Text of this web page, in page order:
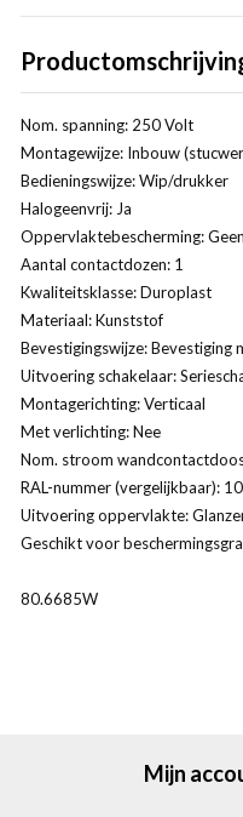
Nom. spanning: 250 Volt
Montagewijze: Inbouw
Bedieningswijze: Wip/drukker
Halogeenvrij: Ja
Oppervlaktebescherming:
Aantal contactdozen: 1
Kwaliteitsklasse: Duroplast
Materiaal: Kunststof
Bevestigingswijze: Bevestiging
Uitvoering schakelaar:
Montagerichting: Verticaal
Met verlichting: Nee
Nom. stroom
RAL-nummer (vergelijkbaar):
Uitvoering oppervlakte:
Geschikt voor
80.6685W
Mijn